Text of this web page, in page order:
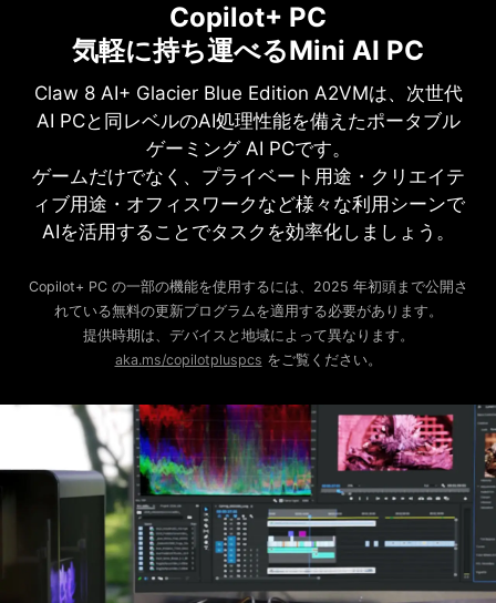
Copilot+ PC
気軽に持ち運べるMini AI PC
Claw 8 AI+ Glacier Blue Edition A2VMは、次世代
AI PCと同レベルのAI処理性能を備えたポータブル
ゲーミング AI PCです。
ゲームだけでなく、プライベート用途・クリエイテ
ィブ用途・オフィスワークなど様々な利用シーンで
AIを活用することでタスクを効率化しましょう。
Copilot+ PC の一部の機能を使用するには、2025 年初頭まで公開さ
れている無料の更新プログラムを適用する必要があります。
提供時期は、デバイスと地域によって異なります。
aka.ms/copilotpluspcs をご覧ください。